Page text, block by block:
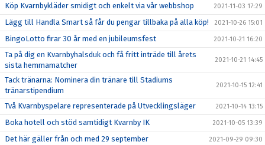
Köp Kvarnbykläder smidigt och enkelt via vår webbshop 2021-11-03 17:29
Lägg till Handla Smart så får du pengar tillbaka på alla köp! 2021-10-26 15:01
BingoLotto firar 30 år med en jubileumsfest 2021-10-21 16:20
Ta på dig en Kvarnbyhalsduk och få fritt inträde till årets
sista hemmamatcher
2021-10-21 14:45
Tack tränarna: Nominera din tränare till Stadiums
tränarstipendium
2021-10-15 12:41
Två Kvarnbyspelare representerade på Utvecklingsläger 2021-10-14 13:15
Boka hotell och stöd samtidigt Kvarnby IK 2021-10-05 13:39
Det här gäller från och med 29 september 2021-09-29 09:30